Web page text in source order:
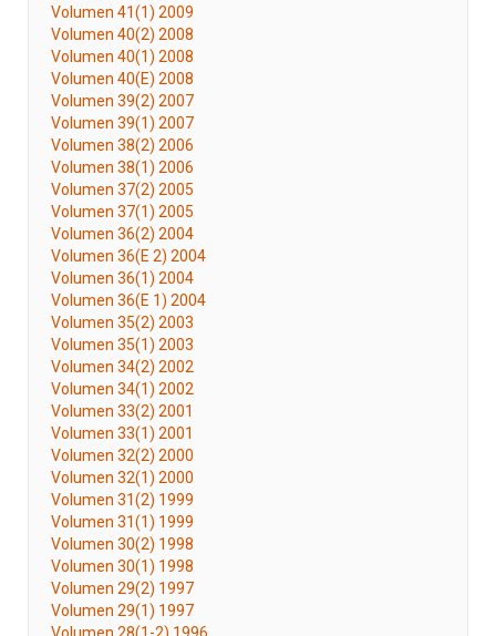
Volumen 41(1) 2009
Volumen 40(2) 2008
Volumen 40(1) 2008
Volumen 40(E) 2008
Volumen 39(2) 2007
Volumen 39(1) 2007
Volumen 38(2) 2006
Volumen 38(1) 2006
Volumen 37(2) 2005
Volumen 37(1) 2005
Volumen 36(2) 2004
Volumen 36(E 2) 2004
Volumen 36(1) 2004
Volumen 36(E 1) 2004
Volumen 35(2) 2003
Volumen 35(1) 2003
Volumen 34(2) 2002
Volumen 34(1) 2002
Volumen 33(2) 2001
Volumen 33(1) 2001
Volumen 32(2) 2000
Volumen 32(1) 2000
Volumen 31(2) 1999
Volumen 31(1) 1999
Volumen 30(2) 1998
Volumen 30(1) 1998
Volumen 29(2) 1997
Volumen 29(1) 1997